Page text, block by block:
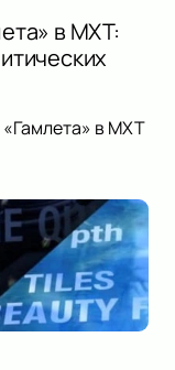
в МХТ:
в МХТ